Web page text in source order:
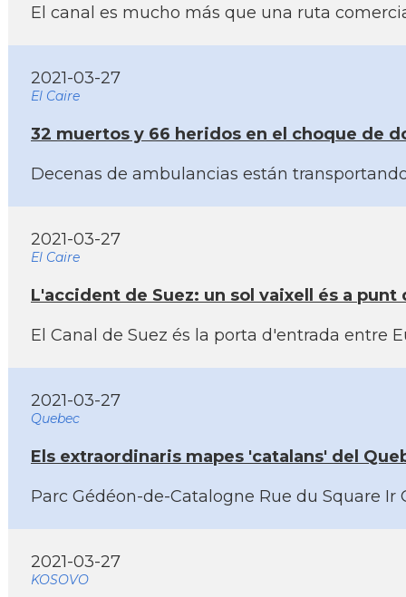
El canal es mucho más que una ruta
2021-03-27
El Caire
32 muertos y 66 heridos en el choque de
Decenas de ambulancias están
2021-03-27
El Caire
L'accident de Suez: un sol vaixell és a
El Canal de Suez és la porta d'entrada entre
2021-03-27
Quebec
Els extraordinaris mapes 'catalans' del
Parc Gédéon-de-Catalogne Rue du Square
2021-03-27
KOSOVO